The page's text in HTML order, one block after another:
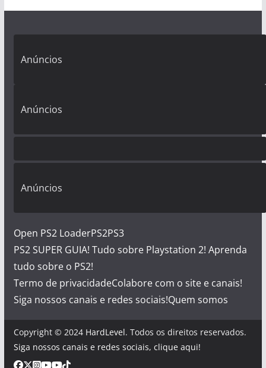
Anúncios
Anúncios
Anúncios
Open PS2 LoaderPS2PS3
PS2 SUPER GUIA! Tudo sobre Playstation 2! Aprenda
tudo sobre o PS2!
Termo de privacidadeColabore com o site e canais!
Siga nossos canais e redes sociais!Quem somos
Copyright © 2024 HardLevel. Todos os direitos reservados.
Siga nossos canais e redes sociais, clique aqui!